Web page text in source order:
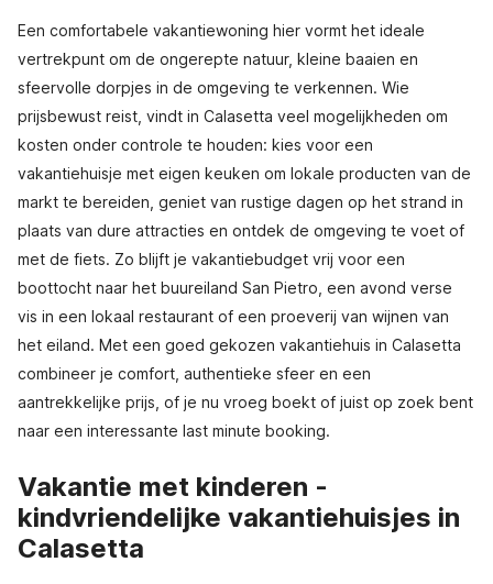
Een comfortabele vakantiewoning hier vormt het ideale
vertrekpunt om de ongerepte natuur, kleine baaien en
sfeervolle dorpjes in de omgeving te verkennen. Wie
prijsbewust reist, vindt in Calasetta veel mogelijkheden om
kosten onder controle te houden: kies voor een
vakantiehuisje met eigen keuken om lokale producten van de
markt te bereiden, geniet van rustige dagen op het strand in
plaats van dure attracties en ontdek de omgeving te voet of
met de fiets. Zo blijft je vakantiebudget vrij voor een
boottocht naar het buureiland San Pietro, een avond verse
vis in een lokaal restaurant of een proeverij van wijnen van
het eiland. Met een goed gekozen vakantiehuis in Calasetta
combineer je comfort, authentieke sfeer en een
aantrekkelijke prijs, of je nu vroeg boekt of juist op zoek bent
naar een interessante last minute booking.
Vakantie met kinderen -
kindvriendelijke vakantiehuisjes in
Calasetta